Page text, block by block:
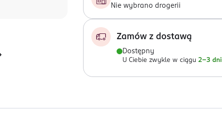
Nie wybrano drogerii
Zamów z dostawą
Dostępny
U Ciebie zwykle w ciągu 2-3 dni